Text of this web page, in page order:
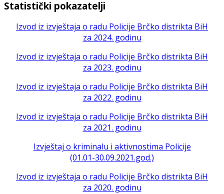
Statistički pokazatelji
Izvod iz izvještaja o radu Policije Brčko distrikta BiH
za 2024. godinu
Izvod iz izvještaja o radu Policije Brčko distrikta BiH
za 2023. godinu
Izvod iz izvještaja o radu Policije Brčko distrikta BiH
za 2022. godinu
Izvod iz izvještaja o radu Policije Brčko distrikta BiH
za 2021. godinu
Izvještaj o kriminalu i aktivnostima Policije
(01.01-30.09.2021.god.)
Izvod iz izvještaja o radu Policije Brčko distrikta BiH
za 2020. godinu